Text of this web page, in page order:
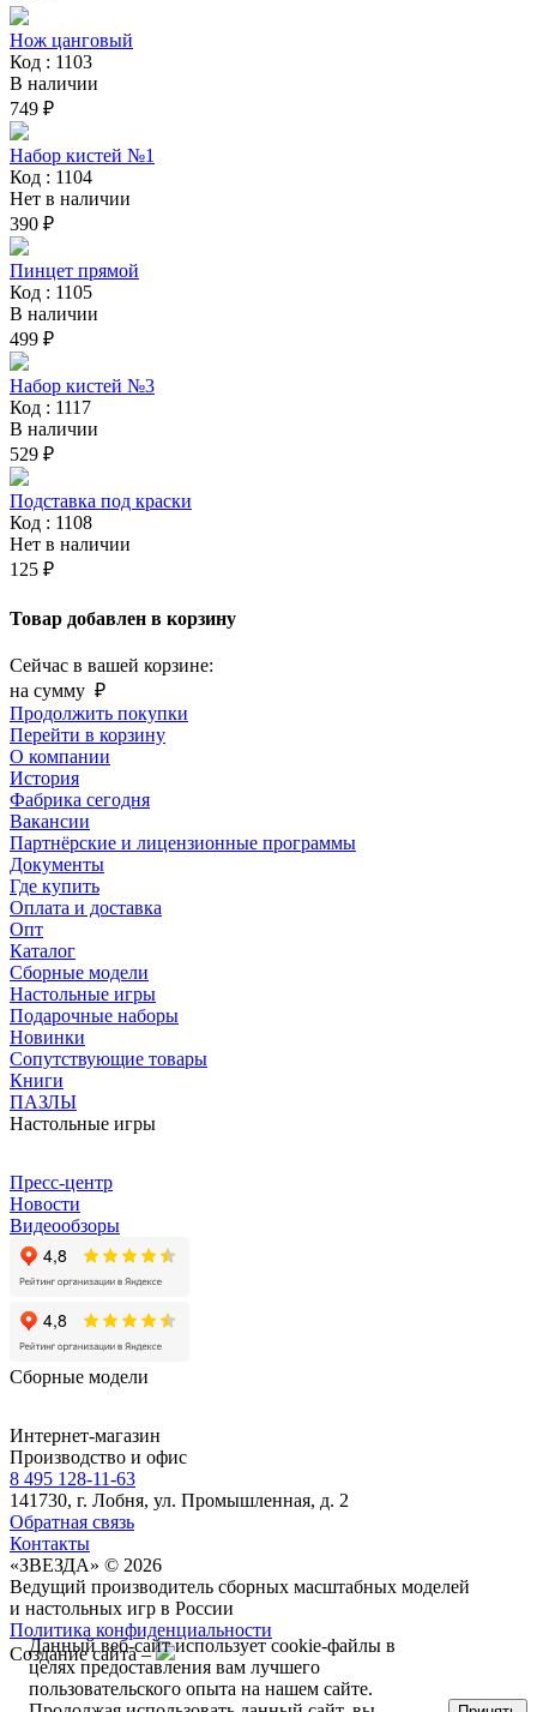
Нож цанговый
Код : 1103
В наличии
749 ₽
Набор кистей №1
Код : 1104
Нет в наличии
390 ₽
Пинцет прямой
Код : 1105
В наличии
499 ₽
Набор кистей №3
Код : 1117
В наличии
529 ₽
Подставка под краски
Код : 1108
Нет в наличии
125 ₽
Товар добавлен в корзину
Сейчас в вашей корзине:
на сумму ₽
Продолжить покупки
Перейти в корзину
О компании
История
Фабрика сегодня
Вакансии
Партнёрские и лицензионные программы
Документы
Где купить
Оплата и доставка
Опт
Каталог
Сборные модели
Настольные игры
Подарочные наборы
Новинки
Сопутствующие товары
Книги
ПАЗЛЫ
Настольные игры
Пресс-центр
Новости
Видеообзоры
Сборные модели
Интернет-магазин
Производство и офис
8 495 128-11-63
141730, г. Лобня, ул. Промышленная, д. 2
Обратная связь
Контакты
«ЗВЕЗДА» © 2026
Ведущий производитель сборных масштабных моделей
и настольных игр в России
Политика конфиденциальности
Создание сайта –
Данный веб-сайт использует cookie-файлы в
целях предоставления вам лучшего
пользовательского опыта на нашем сайте.